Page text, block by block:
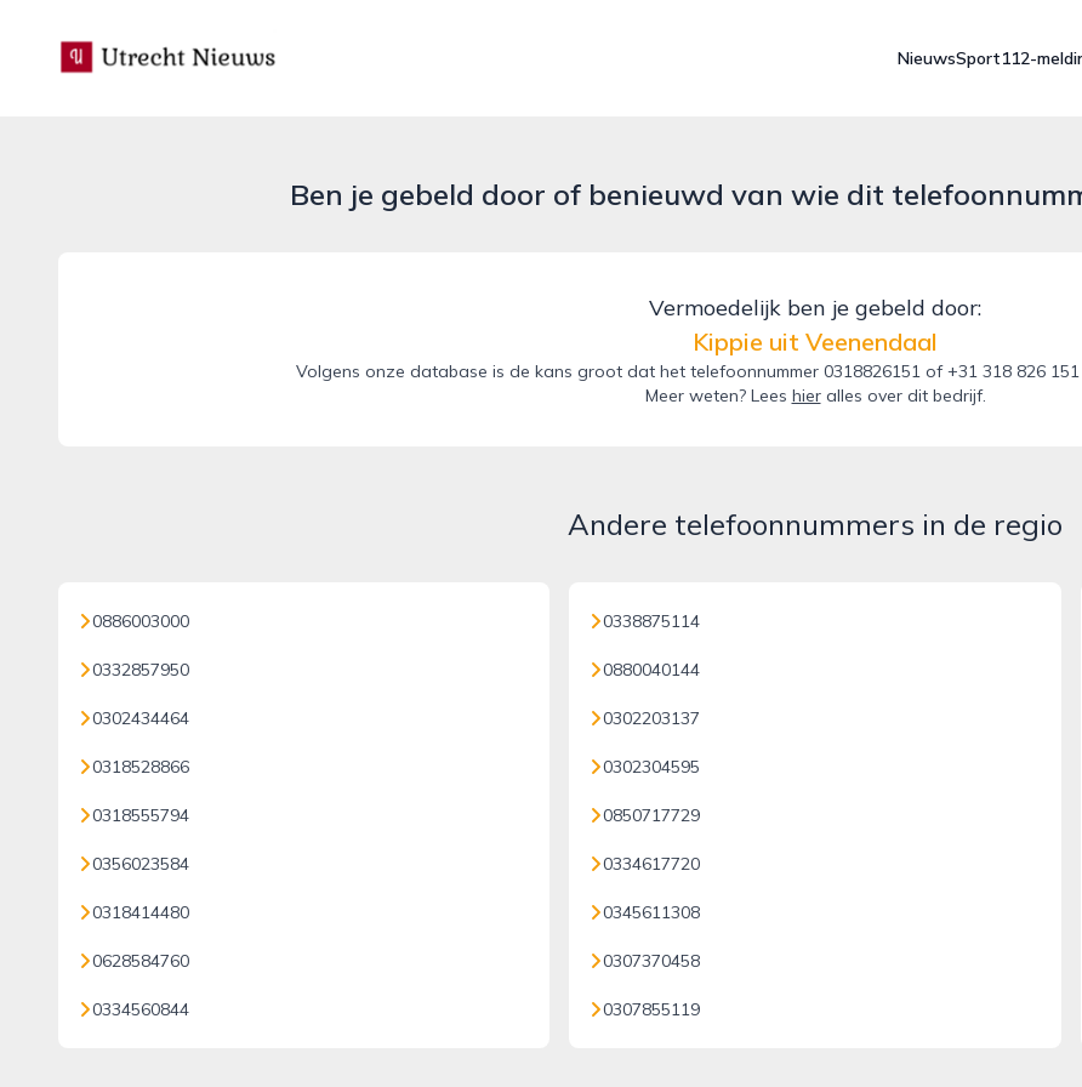
utrecht-nieuws.nl
NieuwsSport112-
Ben je gebeld door of benieuwd van wie dit
Vermoedelijk ben je gebeld door:
Kippie uit Veenendaal
Volgens onze database is de kans groot dat het telefoonnummer 0318826151 of +31 318 826
Meer weten? Lees hieralles over dit bedrijf.
Andere telefoonnummers in de regio
0886003000
0332857950
0302434464
0318528866
0318555794
0356023584
0318414480
0628584760
0334560844
0338875114
0880040144
0302203137
0302304595
0850717729
0334617720
0345611308
0307370458
0307855119